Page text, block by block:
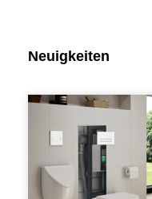
Neuigkeiten